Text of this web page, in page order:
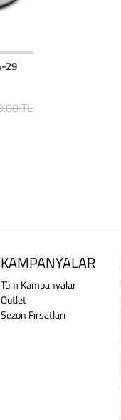
29
TL
KAMPANYALAR
Tüm Kampanyalar
Outlet
Sezon Fırsatları